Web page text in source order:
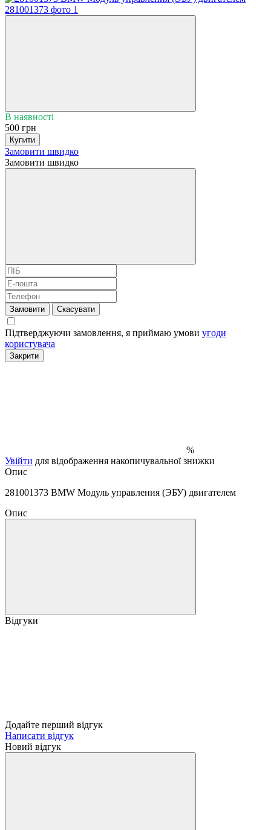
В наявності
500 грн
Купити
Замовити швидко
Замовити швидко
Замовити Скасувати
Підтверджуючи замовлення, я приймаю умови угоди
користувача
Закрити
%
Увійти для відображення накопичувальної знижки
Опис
281001373 BMW Модуль управления (ЭБУ) двигателем
Опис
Відгуки
Додайте перший відгук
Написати відгук
Новий відгук